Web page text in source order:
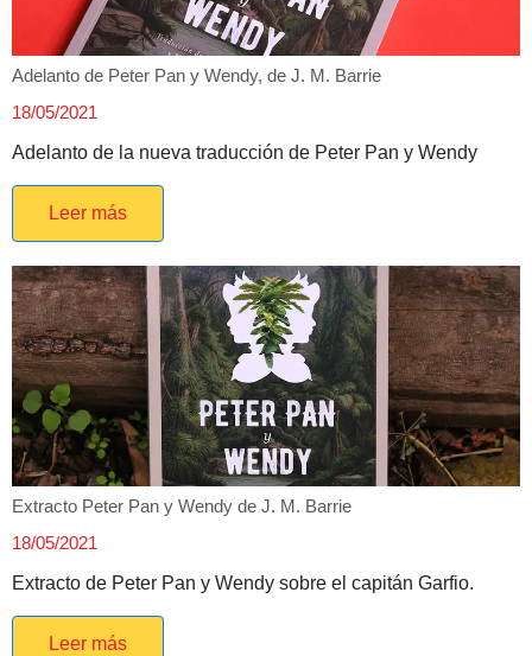
Adelanto de Peter Pan y Wendy, de J. M. Barrie
18/05/2021
Adelanto de la nueva traducción de Peter Pan y Wendy
Leer más
Extracto Peter Pan y Wendy de J. M. Barrie
18/05/2021
Extracto de Peter Pan y Wendy sobre el capitán Garfio.
Leer más